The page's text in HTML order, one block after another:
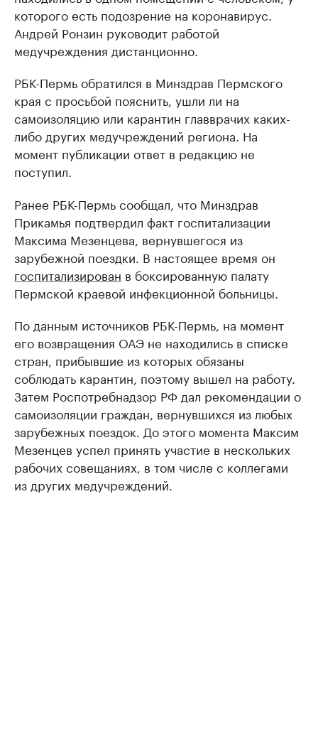
которого есть подозрение на коронавирус.
Андрей Ронзин руководит работой
медучреждения дистанционно.
РБК-Пермь обратился в Минздрав Пермского
края с просьбой пояснить, ушли ли на
самоизоляцию или карантин главврачих каких-
либо других медучреждений региона. На
момент публикации ответ в редакцию не
поступил.
Ранее РБК-Пермь сообщал, что Минздрав
Прикамья подтвердил факт госпитализации
Максима Мезенцева, вернувшегося из
зарубежной поездки. В настоящее время он
госпитализирован в боксированную палату
Пермской краевой инфекционной больницы.
По данным источников РБК-Пермь, на момент
его возвращения ОАЭ не находились в списке
стран, прибывшие из которых обязаны
соблюдать карантин, поэтому вышел на работу.
Затем Роспотребнадзор РФ дал рекомендации о
самоизоляции граждан, вернувшихся из любых
зарубежных поездок. До этого момента Максим
Мезенцев успел принять участие в нескольких
рабочих совещаниях, в том числе с коллегами
из других медучреждений.